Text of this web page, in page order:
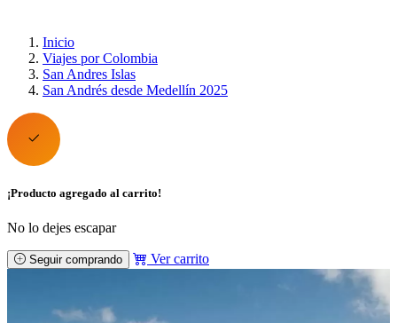
Inicio
Viajes por Colombia
San Andres Islas
San Andrés desde Medellín 2025
¡Producto agregado al carrito!
No lo dejes escapar
Seguir comprando Ver carrito